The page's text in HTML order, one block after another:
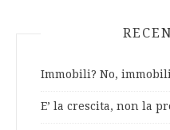
Immobili? No,
E’ la crescita, non la